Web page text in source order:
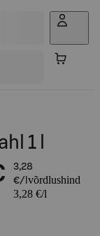
1 l
3,28
€/l võrdlushind
3,28 €/l